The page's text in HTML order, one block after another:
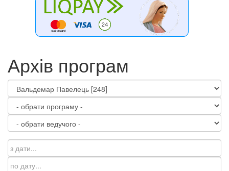
Архів програм